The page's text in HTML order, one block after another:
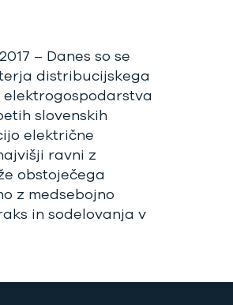
– Danes so se
distribucijskega
slovenskih
električne
ravni z
obstoječega
z medsebojno
in sodelovanja v